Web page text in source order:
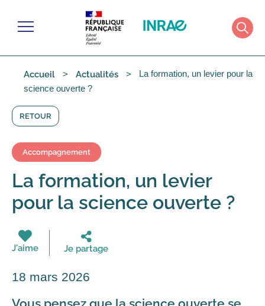
Menu
Accueil Actualités
La formation, un levier pour la
science ouverte ?
RETOUR
Accompagnement
La formation, un levier
pour la science ouverte ?
J'aime Je partage
18 mars 2026